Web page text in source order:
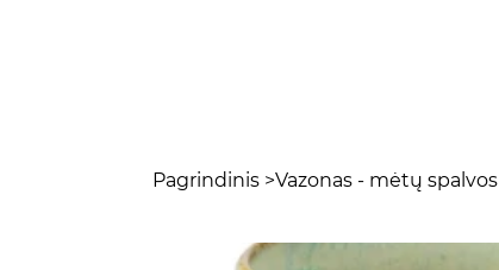
Pagrindinis >Vazonas - mėtų spalvos